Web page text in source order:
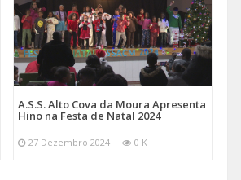
A.S.S. Alto Cova da Moura Apresenta
Hino na Festa de Natal 2024
27 Dezembro 2024 0 K